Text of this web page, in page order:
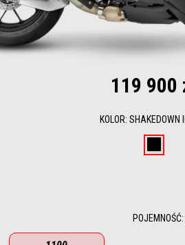
119 900
KOLOR: SHAKEDOWN
POJEMNOŚĆ: